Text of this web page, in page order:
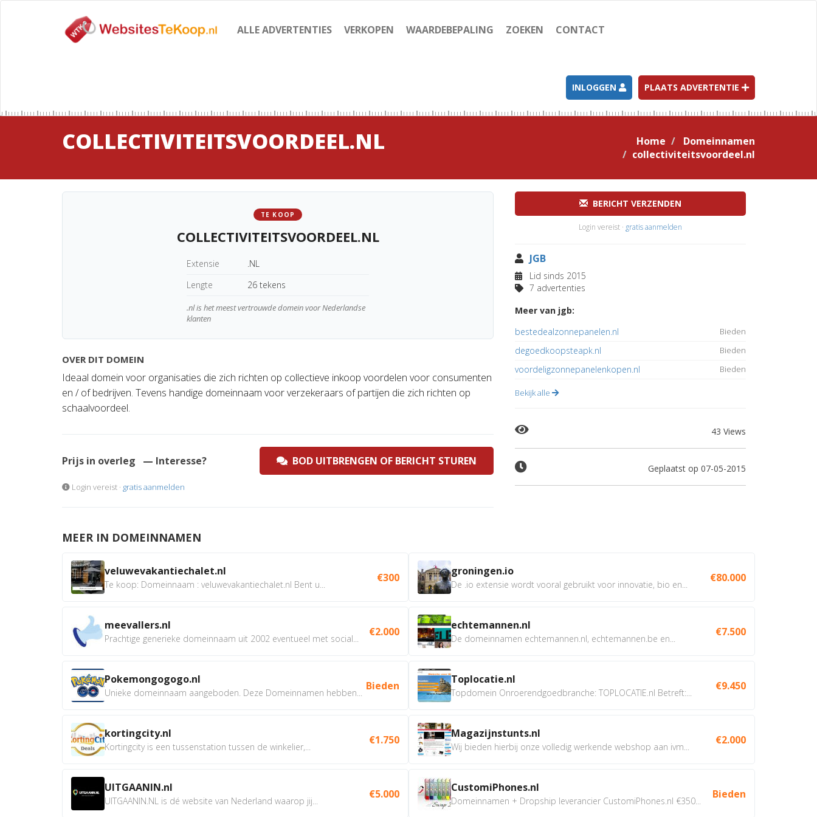
ALLE ADVERTENTIES VERKOPEN WAARDEBEPALING ZOEKEN CONTACT
INLOGGEN PLAATS ADVERTENTIE
COLLECTIVITEITSVOORDEEL.NL Home
Domeinnamen
collectiviteitsvoordeel.nl
TE KOOP
COLLECTIVITEITSVOORDEEL.NL
Extensie
.NL
Lengte
26 tekens
.nl is het meest vertrouwde domein voor Nederlandse
klanten
OVER DIT DOMEIN
Ideaal domein voor organisaties die zich richten op collectieve inkoop voordelen voor consumenten
en / of bedrijven. Tevens handige domeinnaam voor verzekeraars of partijen die zich richten op
schaalvoordeel.
Prijs in overleg — Interesse? BOD UITBRENGEN OF BERICHT STUREN
Login vereist · gratis aanmelden
BERICHT VERZENDEN
Login vereist · gratis aanmelden
JGB
Lid sinds 2015
7 advertenties
Meer van jgb:
bestedealzonnepanelen.nl
Bieden
degoedkoopsteapk.nl Bieden
voordeligzonnepanelenkopen.nl Bieden
Bekijk alle
43 Views
Geplaatst op 07-05-2015
MEER IN DOMEINNAMEN
veluwevakantiechalet.nl
Te koop: Domeinnaam : veluwevakantiechalet.nl Bent u...
€300
meevallers.nl
Prachtige generieke domeinnaam uit 2002 eventueel met social...
€2.000
Pokemongogogo.nl
Unieke domeinnaam aangeboden. Deze Domeinnamen hebben...
Bieden
kortingcity.nl
Kortingcity is een tussenstation tussen de winkelier,...
€1.750
UITGAANIN.nl
UITGAANIN.NL is dé website van Nederland waarop jij...
€5.000
groningen.io
De .io extensie wordt vooral gebruikt voor innovatie, bio en...
€80.000
echtemannen.nl
De domeinnamen echtemannen.nl, echtemannen.be en...
€7.500
Toplocatie.nl
Topdomein Onroerendgoedbranche: TOPLOCATIE.nl Betreft:...
€9.450
Magazijnstunts.nl
Wij bieden hierbij onze volledig werkende webshop aan ivm...
€2.000
CustomiPhones.nl
Domeinnamen + Dropship leverancier CustomiPhones.nl €350...
Bieden